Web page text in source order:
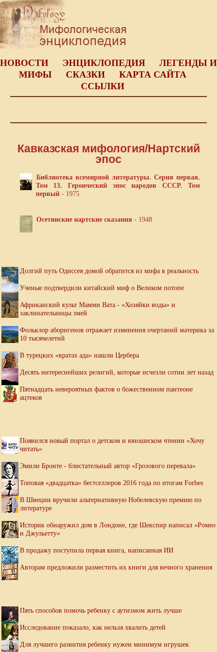
НОВОСТИ ЭНЦИКЛОПЕДИЯ
ЛЕГЕНДЫ И
МИФЫ
СКАЗКИ
КАРТА САЙТА
ССЫЛКИ
Кавказская мифология/Нартский
эпос
Библиотека всемирной литературы. Серия первая.
Том 13. Героический эпос народов СССР. Том
первый- 1975
Осетинские нартские сказания - 1948
Долгий путь Одиссея домой обратится из мифа в реальность
Ученые подтвердили китайский миф о Великом потопе
Африканский культ Мамми Вата - «Хозяйки воды» и
заклинательницы змей
Фольклор аборигенов отражает изменения очертаний материка за
10 тысячелетий
В турецких «вратах ада» нашли Цербера
Десять интереснейших религий, которые исчезли сотни лет назад
Пятнадцать невероятных фактов о божественном пантеоне
ацтеков
Появился новый портал о детском и юношеском чтении «Хочу
читать»
Эмили Бронте - блистательный автор «Грозового перевала»
Топовая «двадцатка» бестселлеров 2016 года по итогам Forbes
В Швеции вручили альтернативную Нобелевскую премию по
литературе
Историк обнаружил дом в Лондоне, где Шекспир написал «Ромео
и Джульетту»
В продажу поступила первая книга, написанная ИИ
Авторам предложили разместить их книги для вечного хранения
Пять способов помочь ребенку с аутизмом жить лучше
Исследование показало, как нельзя хвалить детей
Для лучшего развития ребенку нужен минимум игрушек